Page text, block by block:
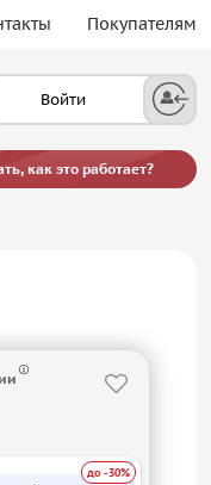
Покупателям
Войти
как это работает?
до -30%